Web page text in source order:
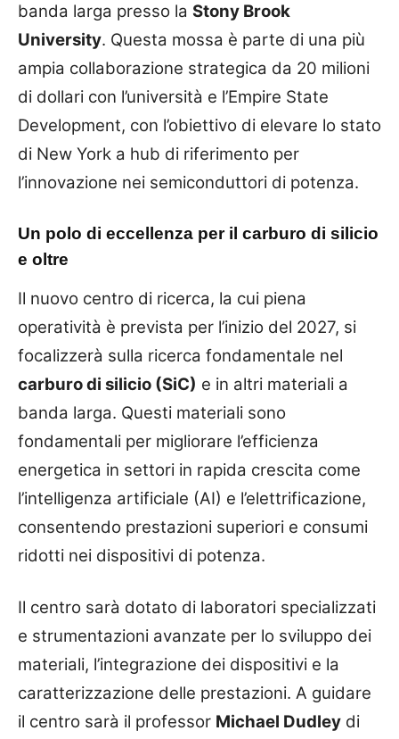
banda larga presso la Stony Brook
University. Questa mossa è parte di una più
ampia collaborazione strategica da 20 milioni
di dollari con l’università e l’Empire State
Development, con l’obiettivo di elevare lo stato
di New York a hub di riferimento per
l’innovazione nei semiconduttori di potenza.
Un polo di eccellenza per il carburo di silicio
e oltre
Il nuovo centro di ricerca, la cui piena
operatività è prevista per l’inizio del 2027, si
focalizzerà sulla ricerca fondamentale nel
carburo di silicio (SiC) e in altri materiali a
banda larga. Questi materiali sono
fondamentali per migliorare l’efficienza
energetica in settori in rapida crescita come
l’intelligenza artificiale (AI) e l’elettrificazione,
consentendo prestazioni superiori e consumi
ridotti nei dispositivi di potenza.
Il centro sarà dotato di laboratori specializzati
e strumentazioni avanzate per lo sviluppo dei
materiali, l’integrazione dei dispositivi e la
caratterizzazione delle prestazioni. A guidare
il centro sarà il professor Michael Dudley di